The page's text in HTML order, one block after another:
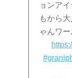
ョンア
もから
ゃんワ